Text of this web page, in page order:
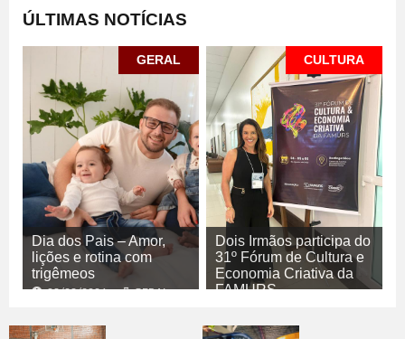
ÚLTIMAS NOTÍCIAS
GERAL
Dia dos Pais – Amor,
lições e rotina com
trigêmeos
08/08/2026 GERAL
CULTURA
Dois Irmãos participa do
31º Fórum de Cultura e
Economia Criativa da
FAMURS
CULTURA